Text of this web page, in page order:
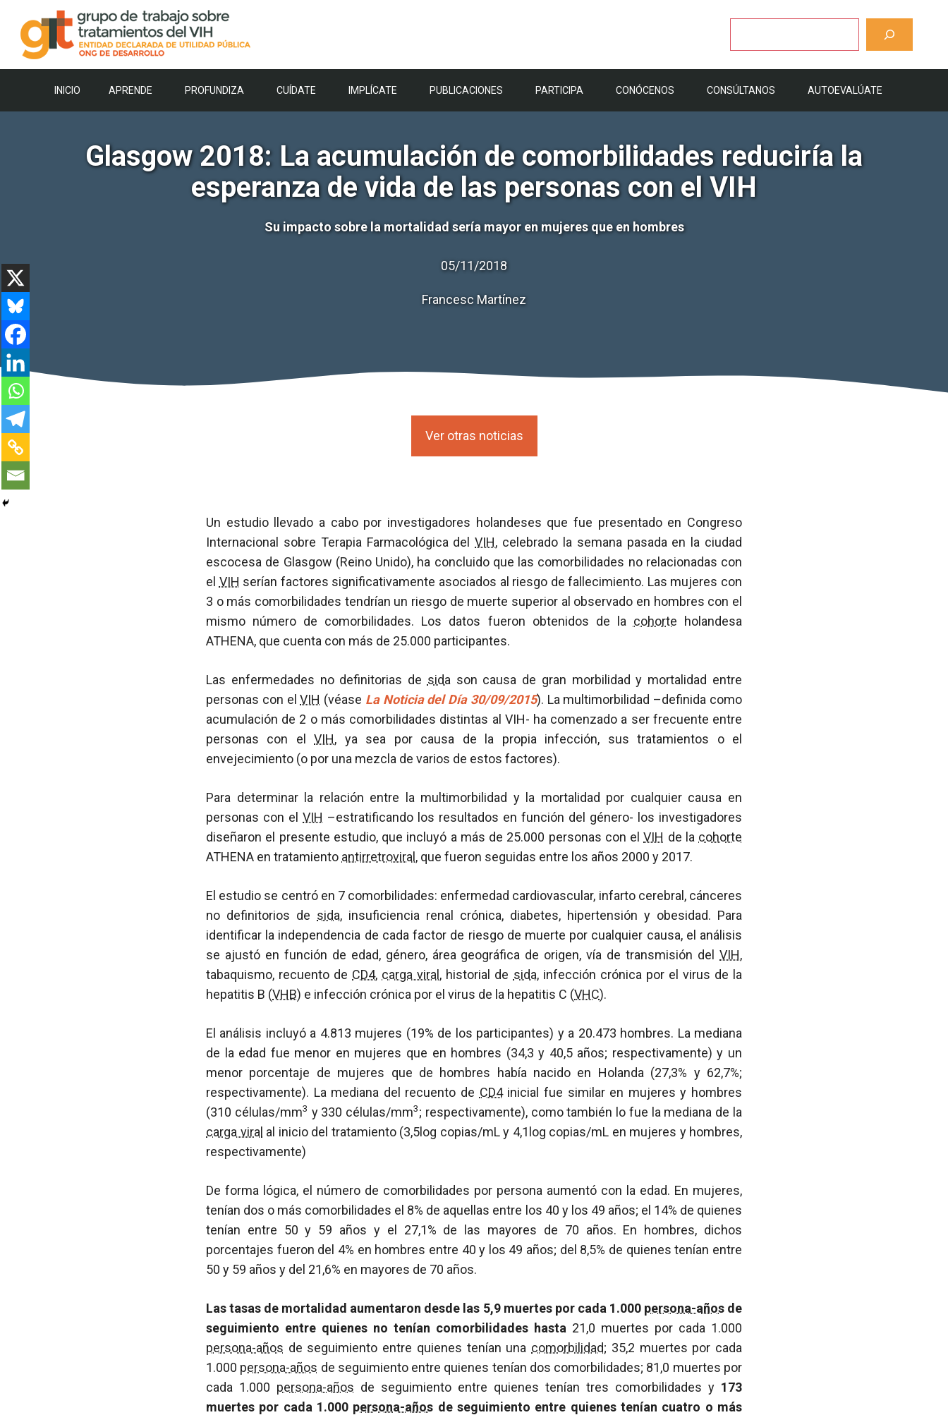
contenido
INICIO APRENDE PROFUNDIZA CUÍDATE IMPLÍCATE PUBLICACIONES PARTICIPA CONÓCENOS CONSÚLTANOS AUTOEVALÚATE
Glasgow 2018: La acumulación de comorbilidades reduciría la
esperanza de vida de las personas con el VIH
Su impacto sobre la mortalidad sería mayor en mujeres que en hombres
05/11/2018
Francesc Martínez
Ver otras noticias
Un estudio llevado a cabo por investigadores holandeses que fue presentado en Congreso
Internacional sobre Terapia Farmacológica delVIH, celebrado la semana pasada en la ciudad
escocesa de Glasgow (Reino Unido), ha concluido que las comorbilidades no relacionadas con
el VIH serían factores significativamente asociados al riesgo de fallecimiento. Las mujeres con
3 o más comorbilidades tendrían un riesgo de muerte superior al observado en hombres con el
mismo número de comorbilidades. Los datos fueron obtenidos de la cohorte holandesa
ATHENA, que cuenta con más de 25.000 participantes.
Las enfermedades no definitorias de sida son causa de gran morbilidad y mortalidad entre
personas con elVIH (véase La Noticia del Día 30/09/2015). La multimorbilidad –definida como
acumulación de 2 o más comorbilidades distintas al VIH- ha comenzado a ser frecuente entre
personas con elVIH, ya sea por causa de la propia infección, sus tratamientos o el
envejecimiento (o por una mezcla de varios de estos factores).
Para determinar la relación entre la multimorbilidad y la mortalidad por cualquier causa en
personas con el VIH –estratificando los resultados en función del género- los investigadores
diseñaron el presente estudio, que incluyó a más de 25.000 personas con elVIH de la cohorte
ATHENA en tratamiento antirretroviral , que fueron seguidas entre los años 2000 y 2017.
El estudio se centró en 7 comorbilidades: enfermedad cardiovascular, infarto cerebral, cánceres
no definitorios de sida, insuficiencia renal crónica, diabetes, hipertensión y obesidad. Para
identificar la independencia de cada factor de riesgo de muerte por cualquier causa, el análisis
se ajustó en función de edad, género, área geográfica de origen, vía de transmisión del VIH,
tabaquismo, recuento de CD4, carga viral , historial de sida, infección crónica por el virus de la
hepatitis B (VHB) e infección crónica por el virus de la hepatitis C (VHC).
El análisis incluyó a 4.813 mujeres (19% de los participantes) y a 20.473 hombres. La mediana
de la edad fue menor en mujeres que en hombres (34,3 y 40,5 años; respectivamente) y un
menor porcentaje de mujeres que de hombres había nacido en Holanda (27,3% y 62,7%;
respectivamente). La mediana del recuento de CD4inicial fue similar en mujeres y hombres
(310 células/mm3 y 330 células/mm3; respectivamente), como también lo fue la mediana de la
carga viral al inicio del tratamiento (3,5log copias/mL y 4,1log copias/mL en mujeres y hombres,
respectivamente)
De forma lógica, el número de comorbilidades por persona aumentó con la edad. En mujeres,
tenían dos o más comorbilidades el 8% de aquellas entre los 40 y los 49 años; el 14% de quienes
tenían entre 50 y 59 años y el 27,1% de las mayores de 70 años. En hombres, dichos
porcentajes fueron del 4% en hombres entre 40 y los 49 años; del 8,5% de quienes tenían entre
50 y 59 años y del 21,6% en mayores de 70 años.
Las tasas de mortalidad aumentaron desde las 5,9 muertes por cada 1.000 persona-añosde
seguimiento entre quienes no tenían comorbilidades hasta 21,0 muertes por cada 1.000
persona-años de seguimiento entre quienes tenían una comorbilidad; 35,2 muertes por cada
1.000 persona-años de seguimiento entre quienes tenían dos comorbilidades; 81,0 muertes por
cada 1.000 persona-años de seguimiento entre quienes tenían tres comorbilidades y 173
muertes por cada 1.000 persona-años de seguimiento entre quienes tenían cuatro o más